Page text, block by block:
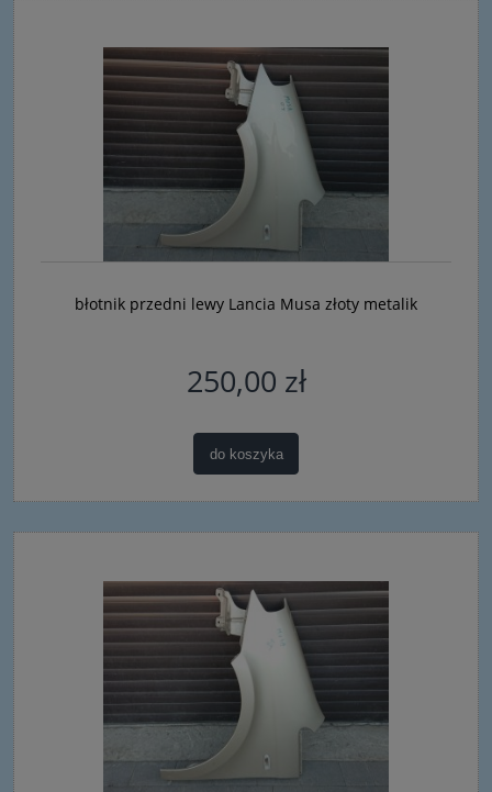
błotnik przedni lewy Lancia Musa złoty metalik
250,00 zł
do koszyka